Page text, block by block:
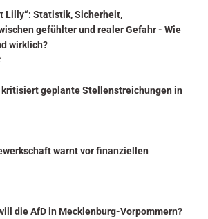
Lilly“: Statistik, Sicherheit,
gefühlter und realer Gefahr - Wie
wirklich?
geplante Stellenstreichungen in
warnt vor finanziellen
die AfD in Mecklenburg-Vorpommern?